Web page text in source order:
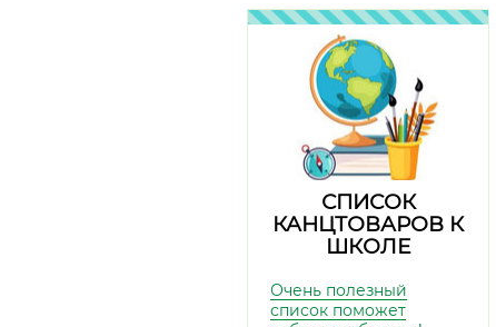
СПИСОК
КАНЦТОВАРОВ К
ШКОЛЕ
Очень полезный
список поможет